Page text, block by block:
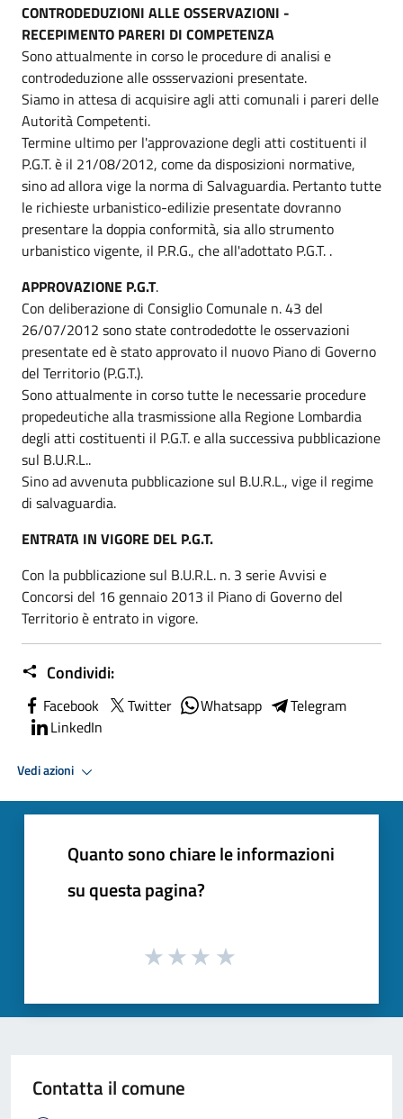
CONTRODEDUZIONI ALLE OSSERVAZIONI -
RECEPIMENTO PARERI DI COMPETENZA
Sono attualmente in corso le procedure di analisi e
controdeduzione alle ossservazioni presentate.
Siamo in attesa di acquisire agli atti comunali i pareri delle
Autorità Competenti.
Termine ultimo per l'approvazione degli atti costituenti il
P.G.T. è il 21/08/2012, come da disposizioni normative,
sino ad allora vige la norma di Salvaguardia. Pertanto tutte
le richieste urbanistico-edilizie presentate dovranno
presentare la doppia conformità, sia allo strumento
urbanistico vigente, il P.R.G., che all'adottato P.G.T. .
APPROVAZIONE P.G.T.
Con deliberazione di Consiglio Comunale n. 43 del
26/07/2012 sono state controdedotte le osservazioni
presentate ed è stato approvato il nuovo Piano di Governo
del Territorio (P.G.T.).
Sono attualmente in corso tutte le necessarie procedure
propedeutiche alla trasmissione alla Regione Lombardia
degli atti costituenti il P.G.T. e alla successiva pubblicazione
sul B.U.R.L..
Sino ad avvenuta pubblicazione sul B.U.R.L., vige il regime
di salvaguardia.
ENTRATA IN VIGORE DEL P.G.T.
Con la pubblicazione sul B.U.R.L. n. 3 serie Avvisi e
Concorsi del 16 gennaio 2013 il Piano di Governo del
Territorio è entrato in vigore.
Condividi:
Facebook Twitter Whatsapp
Telegram
LinkedIn
Vedi azioni
Quanto sono chiare le informazioni
su questa pagina?
Contatta il comune